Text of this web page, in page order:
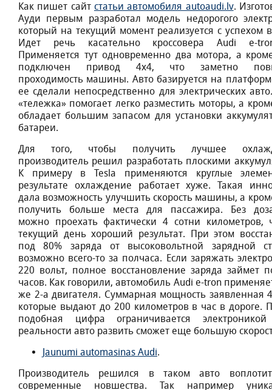
Как пишет сайт статьи автомобиля autoaudi.lv.
Ауди первым разработал модель недорогого
который на текущий момент реализуется с успехом
Идет речь касательно кроссовера Audi e-
Применяется тут одновременно два мотора, а
подключен привод 4x4, что заметно
проходимость машины. Авто базируется на
ее сделали непосредственно для электрических
«тележка» помогает легко разместить моторы, а
обладает большим запасом для установки
батареи.
Для того, чтобы получить лучшее
производитель решил разработать плоскими
К примеру в Tesla применяются круглые
результате охлаждение работает хуже. Такая
дала возможность улучшить скорость машины, а
получить больше места для пассажира. Без
можно проехать фактически 4 сотни километров,
текущий день хороший результат. При этом
под 80% заряда от высоковольтной зарядной
возможно всего-то за полчаса. Если заряжать
220 вольт, полное восстановление заряда займет
часов. Как говорили, автомобиль Audi e-tron
же 2-а двигателя. Суммарная мощность заявленная
которые выдают до 200 километров в час в дороге.
подобная цифра ограничивается
реальности авто развить сможет еще большую
Jaunumi automasinas Audi.
Производитель решился в таком авто
современные новшества. Так например